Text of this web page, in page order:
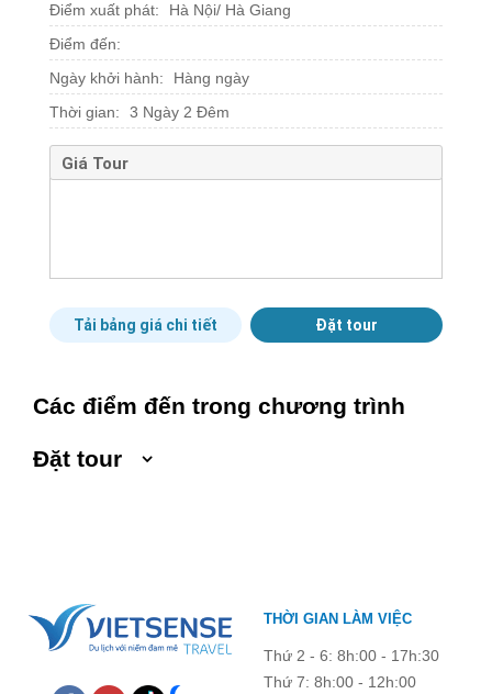
Điểm xuất phát:
Hà Nội/ Hà Giang
Điểm đến:
Ngày khởi hành:
Hàng ngày
Thời gian:
3 Ngày 2 Đêm
Giá Tour
Tải bảng giá chi tiết Đặt tour
Các điểm đến trong chương trình
Đặt tour
Trẻ em 1 đến 5 tuổi Trẻ em 6 đến 12 tuổi
THỜI GIAN LÀM VIỆC
Thứ 2 - 6: 8h:00 - 17h:30
Thứ 7: 8h:00 - 12h:00